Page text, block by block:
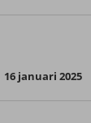
16 januari 2025